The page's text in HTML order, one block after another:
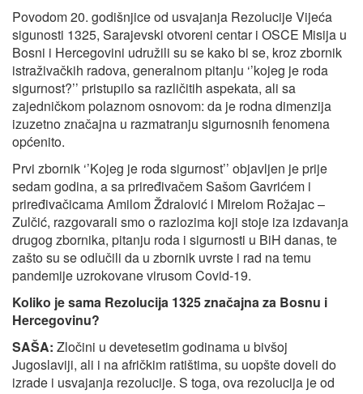
Povodom 20. godišnjice od usvajanja Rezolucije Vijeća
sigunosti 1325, Sarajevski otvoreni centar i OSCE Misija u
Bosni i Hercegovini udružili su se kako bi se, kroz zbornik
istraživačkih radova, generalnom pitanju ‘’kojeg je roda
sigurnost?’’ pristupilo sa različitih aspekata, ali sa
zajedničkom polaznom osnovom: da je rodna dimenzija
izuzetno značajna u razmatranju sigurnosnih fenomena
općenito.
Prvi zbornik ‘’Kojeg je roda sigurnost’’ objavljen je prije
sedam godina, a sa priređivačem Sašom Gavrićem i
priređivačicama Amilom Ždralović i Mirelom Rožajac –
Zulčić, razgovarali smo o razlozima koji stoje iza izdavanja
drugog zbornika, pitanju roda i sigurnosti u BiH danas, te
zašto su se odlučili da u zbornik uvrste i rad na temu
pandemije uzrokovane virusom Covid-19.
Koliko je sama Rezolucija 1325 značajna za Bosnu i
Hercegovinu?
SAŠA: Zločini u devetesetim godinama u bivšoj
Jugoslaviji, ali i na afričkim ratištima, su uopšte doveli do
izrade i usvajanja rezolucije. S toga, ova rezolucija je od